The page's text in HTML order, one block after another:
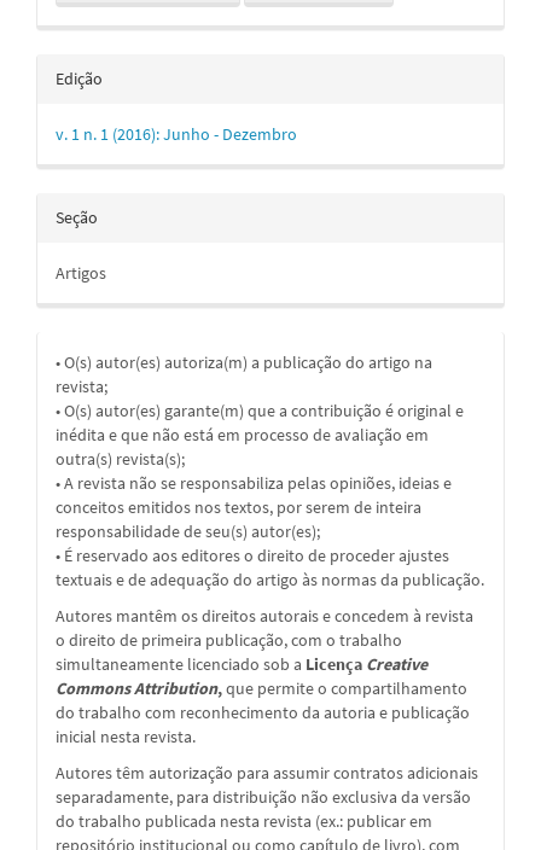
Edição
v. 1 n. 1 (2016): Junho - Dezembro
Seção
Artigos
• O(s) autor(es) autoriza(m) a publicação do artigo na
revista;
• O(s) autor(es) garante(m) que a contribuição é original e
inédita e que não está em processo de avaliação em
outra(s) revista(s);
• A revista não se responsabiliza pelas opiniões, ideias e
conceitos emitidos nos textos, por serem de inteira
responsabilidade de seu(s) autor(es);
• É reservado aos editores o direito de proceder ajustes
textuais e de adequação do artigo às normas da publicação.
Autores mantêm os direitos autorais e concedem à revista
o direito de primeira publicação, com o trabalho
simultaneamente licenciado sob a Licença Creative
Commons Attribution,que permite o compartilhamento
do trabalho com reconhecimento da autoria e publicação
inicial nesta revista.
Autores têm autorização para assumir contratos adicionais
separadamente, para distribuição não exclusiva da versão
do trabalho publicada nesta revista (ex.: publicar em
repositório institucional ou como capítulo de livro), com